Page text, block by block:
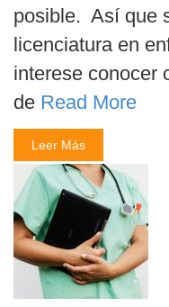
posible. Así que
licenciatura en
interese conocer
de Read More
Leer Más